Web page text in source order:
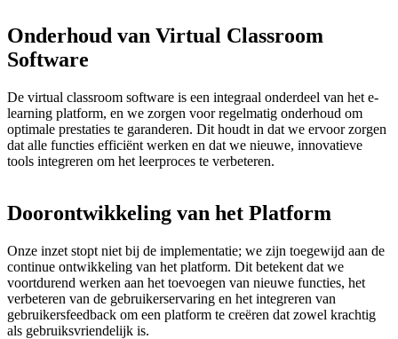
Onderhoud van Virtual Classroom
Software
De virtual classroom software is een integraal onderdeel van het e-
learning platform, en we zorgen voor regelmatig onderhoud om
optimale prestaties te garanderen. Dit houdt in dat we ervoor zorgen
dat alle functies efficiënt werken en dat we nieuwe, innovatieve
tools integreren om het leerproces te verbeteren.
Doorontwikkeling van het Platform
Onze inzet stopt niet bij de implementatie; we zijn toegewijd aan de
continue ontwikkeling van het platform. Dit betekent dat we
voortdurend werken aan het toevoegen van nieuwe functies, het
verbeteren van de gebruikerservaring en het integreren van
gebruikersfeedback om een platform te creëren dat zowel krachtig
als gebruiksvriendelijk is.